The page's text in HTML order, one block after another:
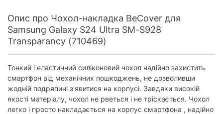
Опис про Чохол-накладка BeCover для
Samsung Galaxy S24 Ultra SM-S928
Transparancy (710469)
Тонкий і еластичний силіконовий чохол надійно захистить
смартфон від механічних пошкоджень, не дозволивши
жодній подряпині з'явитися на корпусі. Завдяки високій
якості матеріалу, чохол не рветься і не тріскається. Чохол
легко і просто накладається на корпус смартфона , надійно